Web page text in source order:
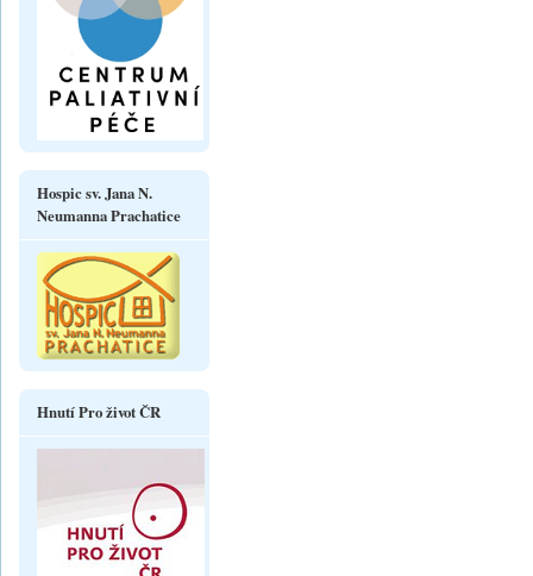
Hospic sv. Jana N.
Neumanna Prachatice
Hnutí Pro život ČR